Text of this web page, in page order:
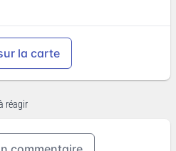
la carte
réagir